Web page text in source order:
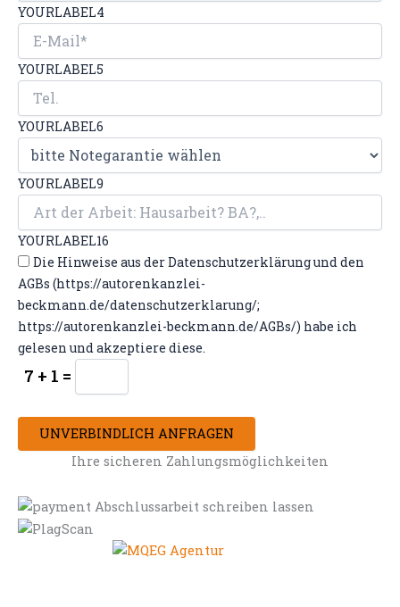
YOURLABEL4
YOURLABEL5
YOURLABEL6
YOURLABEL9
YOURLABEL16
Die Hinweise aus der Datenschutzerklärung und den
AGBs (https://autorenkanzlei-
beckmann.de/datenschutzerklarung/;
https://autorenkanzlei-beckmann.de/AGBs/) habe ich
gelesen und akzeptiere diese.
7 + 1 =
UNVERBINDLICH ANFRAGEN
Ihre sicheren Zahlungsmöglichkeiten